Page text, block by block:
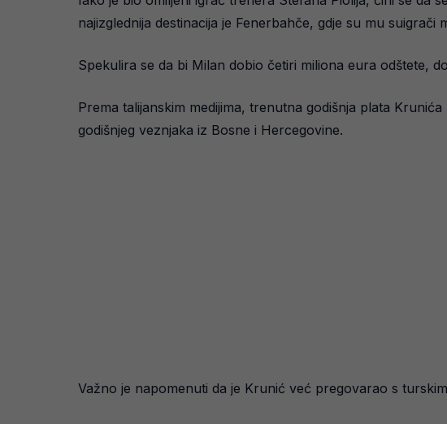
najizglednija destinacija je Fenerbahče, gdje su mu suigrači
Spekulira se da bi Milan dobio četiri miliona eura odštete,
Prema talijanskim medijima, trenutna godišnja plata
godišnjeg veznjaka iz Bosne i Hercegovine.
Važno je napomenuti da je Krunić već pregovarao s